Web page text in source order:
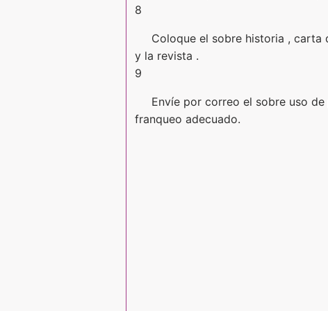
8
Coloque el sobre historia ,
y la revista .
9
Envíe por correo el sobre uso
franqueo adecuado.